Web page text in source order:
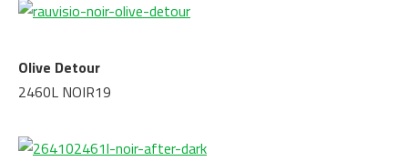
Olive Detour
2460L NOIR19